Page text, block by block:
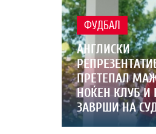
ФУДБАЛ
АНГЛИСКИ
ПРЕТЕПАЛ
НОЌЕН КЛУБ И
ЗАВРШИ НА